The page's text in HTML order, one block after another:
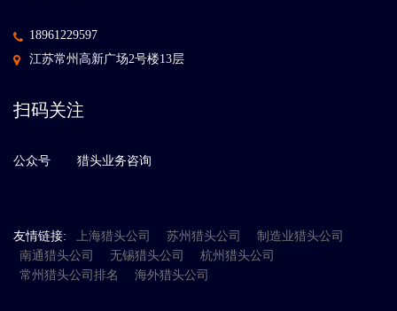
18961229597
江苏常州高新广场2号楼13层
扫码关注
公众号 猎头业务咨询
友情链接: 上海猎头公司 苏州猎头公司
制造业猎头公司
南通猎头公司
无锡猎头公司
杭州猎头公司
常州猎头公司排名
海外猎头公司